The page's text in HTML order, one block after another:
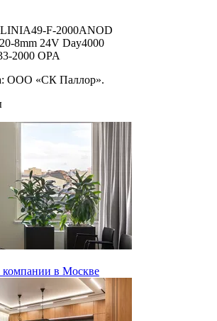
F-2000ANOD
8mm 24V Day4000
2000 OPA
ООО «СК Паллор».
в Москве